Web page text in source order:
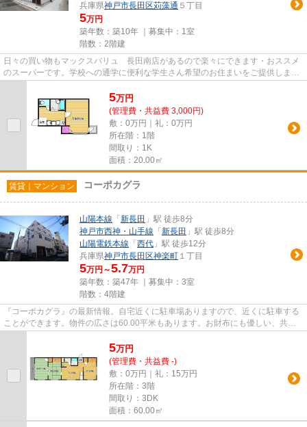
兵庫県神戸市長田区苅藻通 ５丁目
5万円
築年数：築10年 ｜募集中： 1室
階数：2階建
日々の買い物もマックスバリュ 長田南店があるので楽々にできます・おススメ
のスーパーです。学校への通学に便利な学生さん希望のお住まいをご提供しま
5万円
(管理費・共益費 3,000円)
敷：0万円｜礼：0万円
所在階：1階
間取り：1K
面積：20.00㎡
賃貸｜マンション コーポカグラ
山陽本線 「 新長田 」駅 徒歩8分
神戸市西神・山手線 「 新長田 」駅 徒歩8分
山陽電鉄本線 「 西代 」駅 徒歩12分
兵庫県神戸市長田区神楽町 １丁目
5万円～5.7万円
築年数：築47年 ｜募集中： 3室
階数：4階建
『コーポカグラ』の最新情報。自宅近くに駐車場ありますので、近くに駐車する
ことができます。物件の広さは60.00平米もあります。お財布にも優しい、共益
5万円
(管理費・共益費 -)
敷：0万円｜礼：15万円
所在階：3階
間取り：3DK
面積：60.00㎡